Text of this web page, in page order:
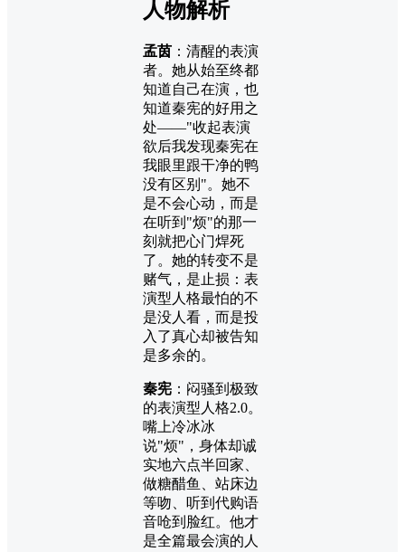
人物解析
孟茵 ：清醒的表演
者。她从始至终都
知道自己在演，也
知道秦宪的好用之
处——"收起表演
欲后我发现秦宪在
我眼里跟干净的鸭
没有区别"。她不
是不会心动，而是
在听到"烦"的那一
刻就把心门焊死
了。她的转变不是
赌气，是止损：表
演型人格最怕的不
是没人看，而是投
入了真心却被告知
是多余的。
秦宪 ：闷骚到极致
的表演型人格2.0。
嘴上冷冰冰
说"烦"，身体却诚
实地六点半回家、
做糖醋鱼、站床边
等吻、听到代购语
音呛到脸红。他才
是全篇最会演的人